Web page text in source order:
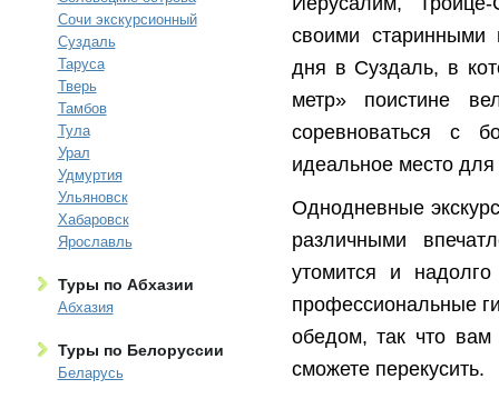
Сочи экскурсионный
Суздаль
Таруса
Тверь
Тамбов
Тула
Урал
Удмуртия
Ульяновск
Хабаровск
Ярославль
Туры по Абхазии
Абхазия
Туры по Белоруссии
Беларусь
своими старинными
дня в Суздаль, в
метр» поистине
соревноваться с
идеальное место
Однодневные
различными
утомится и
профессиональные
обедом, так что вам
сможете перекусить.